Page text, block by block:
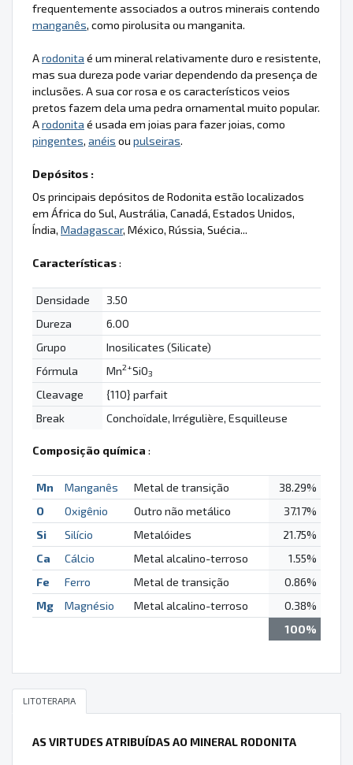
frequentemente associados a outros minerais contendo
manganês, como pirolusita ou manganita.
Arodonita é um mineral relativamente duro e resistente,
mas sua dureza pode variar dependendo da presença de
inclusões. A sua cor rosa e os característicos veios
pretos fazem dela uma pedra ornamental muito popular.
Arodonita é usada em joias para fazer joias, como
pingentes, anéis ou pulseiras.
Depósitos :
Os principais depósitos de Rodonita estão localizados
em África do Sul, Austrália, Canadá, Estados Unidos,
Índia, Madagascar, México, Rússia, Suécia...
Características:
Densidade
3.50
Dureza
6.00
Grupo
Inosilicates (Silicate)
Fórmula
Mn2+SiO3
Cleavage
{110} parfait
Break
Conchoïdale, Irrégulière, Esquilleuse
Composição química :
Mn Manganês Metal de transição
38.29%
O
Oxigênio Outro não metálico
37.17%
Si
Silício Metalóides
21.75%
Ca
Cálcio Metal alcalino-terroso
1.55%
Fe
Ferro Metal de transição
0.86%
Mg
Magnésio Metal alcalino-terroso
0.38%
100%
LITOTERAPIA
AS VIRTUDES ATRIBUÍDAS AO MINERAL RODONITA